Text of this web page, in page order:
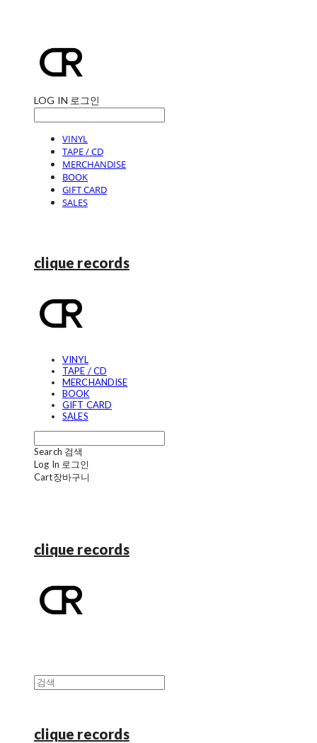
LOG IN 로그인
VINYL
TAPE / CD
MERCHANDISE
BOOK
GIFT CARD
SALES
clique records
VINYL
TAPE / CD
MERCHANDISE
BOOK
GIFT CARD
SALES
Search 검색
Log In 로그인
Cart장바구니
clique records
clique records